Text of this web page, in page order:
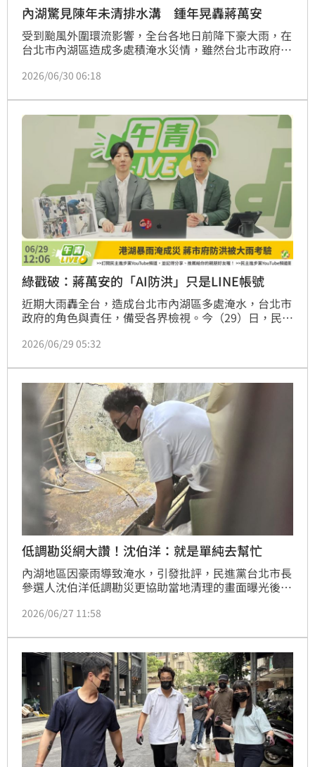
內湖驚見陳年未清排水溝 鍾年晃轟蔣萬安
受到颱風外圍環流影響，全台各地日前降下豪大雨，在
台北市內湖區造成多處積淹水災情，雖然台北市政府宣
時，卻驚見陳年未清的排水溝。對此，資深媒體人鍾年
側溝沒有清乾淨？而北台灣接下來至少還有三個月要面
臨雨季，到底要淹多少次？「台北市的淹水問題當然很
嚴重，但是蔣萬安腦袋淹水問題更嚴重！」
2026/06/30 06:18
綠戳破：蔣萬安的「AI防洪」只是LINE帳號
近期大雨轟全台，造成台北市內湖區多處淹水，台北市
政府的角色與責任，備受各界檢視。今（29）日，民進
洪」其實就只是官方的LINE帳號，訂閱人數僅兩千多
2026/06/29 05:32
低調勘災網大讚！沈伯洋：就是單純去幫忙
內湖地區因豪雨導致淹水，引發批評，民進黨台北市長
參選人沈伯洋低調勘災更協助當地清理的畫面曝光後，
們就是單純去幫忙」，和里長討論後得知防火巷有大量
自家環境無暇顧及防火巷，因此他們先協助清淤避免二
次淹水。
2026/06/27 11:58